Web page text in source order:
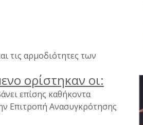
τις αρμοδιότητες των
ορίστηκαν οι:
επίσης καθήκοντα
Επιτροπή Ανασυγκρότησης